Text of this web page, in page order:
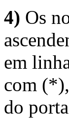
4) Os
em
com (*),
do